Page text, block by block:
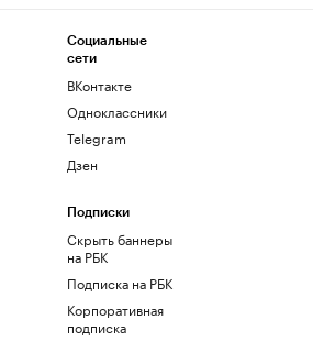
Социальные
сети
ВКонтакте
Одноклассники
Telegram
Дзен
Подписки
Скрыть баннеры
на РБК
Подписка на РБК
Корпоративная
подписка